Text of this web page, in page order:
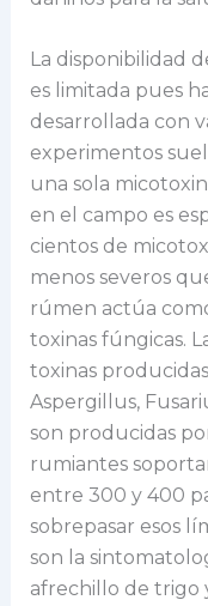
La disponibilidad
es limitada pues
desarrollada con
experimentos
una sola
en el campo es
cientos de
menos severos
rúmen actúa
toxinas fúngicas.
toxinas
Aspergillus,
son producidas
rumiantes
entre 300 y 400
sobrepasar esos
son la
afrechillo de trigo